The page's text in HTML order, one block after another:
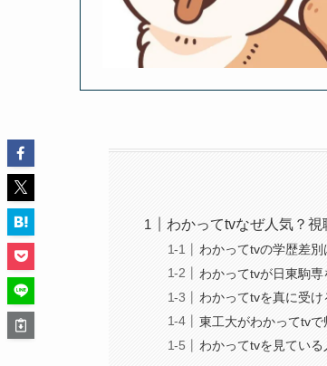
わかってtvなぜ人気？
わかってtvの学歴差別
わかってtvが日東駒
わかってtvを真に受
東工大がわかってtv
わかってtvを見ている